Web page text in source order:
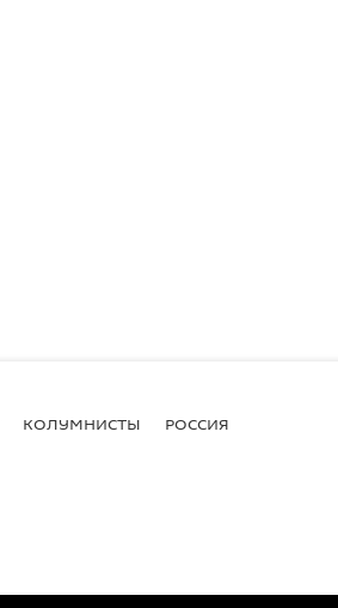
КОЛУМНИСТЫ РОССИЯ